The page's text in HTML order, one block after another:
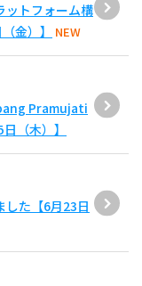
ットフォーム構
金）】
NEW
Pramujati
（木）】
した【6月23日